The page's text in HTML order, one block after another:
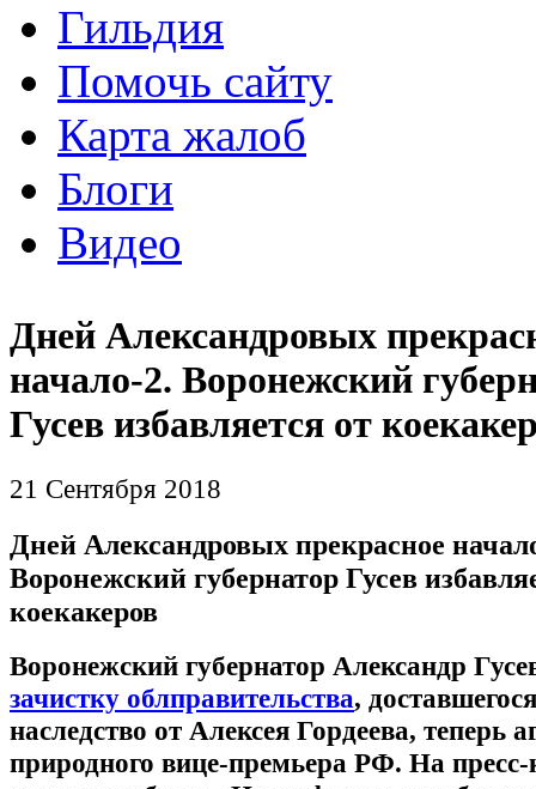
Гильдия
Помочь сайту
Карта жалоб
Блоги
Видео
Дней Александровых
начало-2. Воронежский
Гусев избавляется от
21 Сентября 2018
Дней Александровых прекрасное
Воронежский губернатор Гусев
коекакеров
Воронежский губернатор Александр
зачистку облправительства,
наследство от Алексея Гордеева, теперь
природного вице-премьера РФ. На